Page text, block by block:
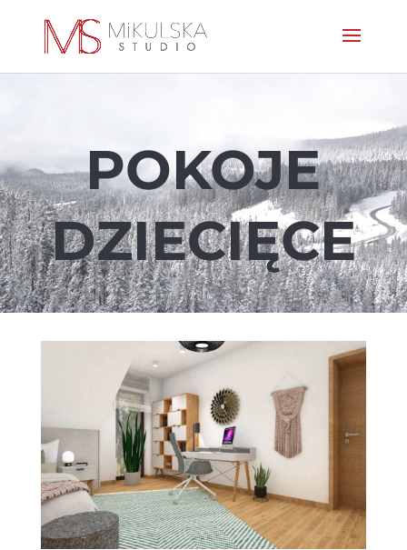
POKOJE
DZIECIĘCE